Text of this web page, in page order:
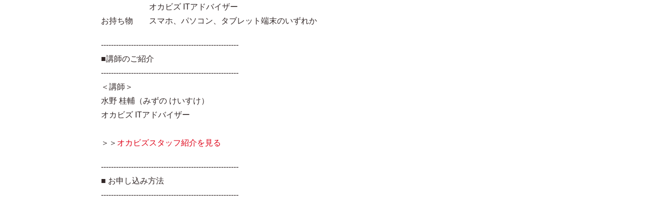
オカビズ ITアドバイザー
お持ち物 スマホ、パソコン、タブレット端末のいずれか
-------------------------------------------------------
■講師のご紹介
-------------------------------------------------------
＜講師＞
水野 桂輔（みずの けいすけ）
オカビズ ITアドバイザー
＞＞ オカビズスタッフ紹介を見る
-------------------------------------------------------
■ お申し込み方法
-------------------------------------------------------